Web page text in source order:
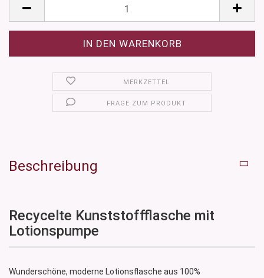
MERKZETTEL
FRAGE ZUM PRODUKT
Beschreibung
Recycelte Kunststoffflasche mit
Lotionspumpe
Wunderschöne, moderne Lotionsflasche aus 100%